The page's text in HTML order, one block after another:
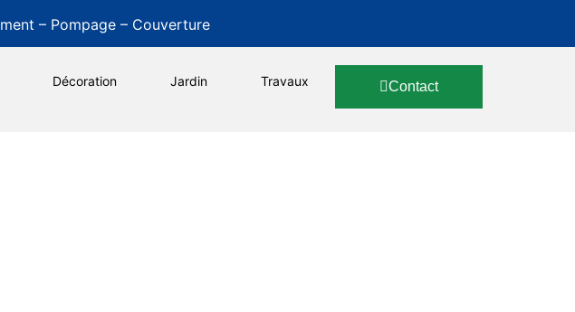
– Pompage – Couverture
Décoration Jardin Travaux Contact